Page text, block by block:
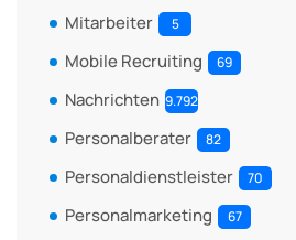
Mitarbeiter 5
Mobile Recruiting 69
Nachrichten 9.792
Personalberater 82
Personaldienstleister 70
Personalmarketing 67